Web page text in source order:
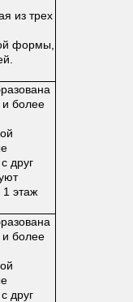
из трех
формы,
более
друг
этаж
более
друг